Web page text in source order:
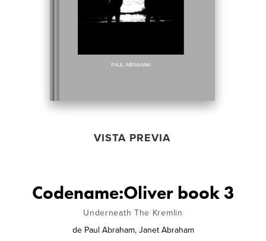
VISTA PREVIA
Codename:Oliver book 3
Underneath The Kremlin
de Paul Abraham, Janet Abraham